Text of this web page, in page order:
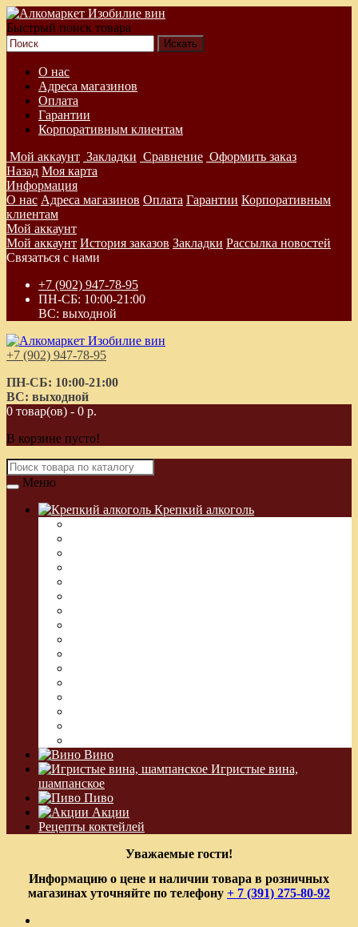
Быстрый поиск товара
О нас
Адреса магазинов
Оплата
Гарантии
Корпоративным клиентам
Мой аккаунт Закладки Сравнение Оформить заказ
Назад Моя карта
Информация
О нас Адреса магазинов Оплата Гарантии Корпоративным
клиентам
Мой аккаунт
Мой аккаунт История заказов Закладки Рассылка новостей
Связаться с нами
+7 (902) 947-78-95
ПН-СБ: 10:00-21:00
ВС: выходной
+7 (902) 947-78-95
ПН-СБ: 10:00-21:00
ВС: выходной
0 товар(ов) - 0 р.
В корзине пусто!
Меню
Крепкий алкоголь
Вино
Игристые вина,
шампанское
Пиво
Акции
Рецепты коктейлей
Уважаемые гости!
Информацию о цене и наличии товара в розничных
магазинах уточняйте по телефону + 7 (391) 275-80-92